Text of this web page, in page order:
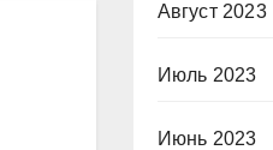
Август 2023
Июль 2023
Июнь 2023